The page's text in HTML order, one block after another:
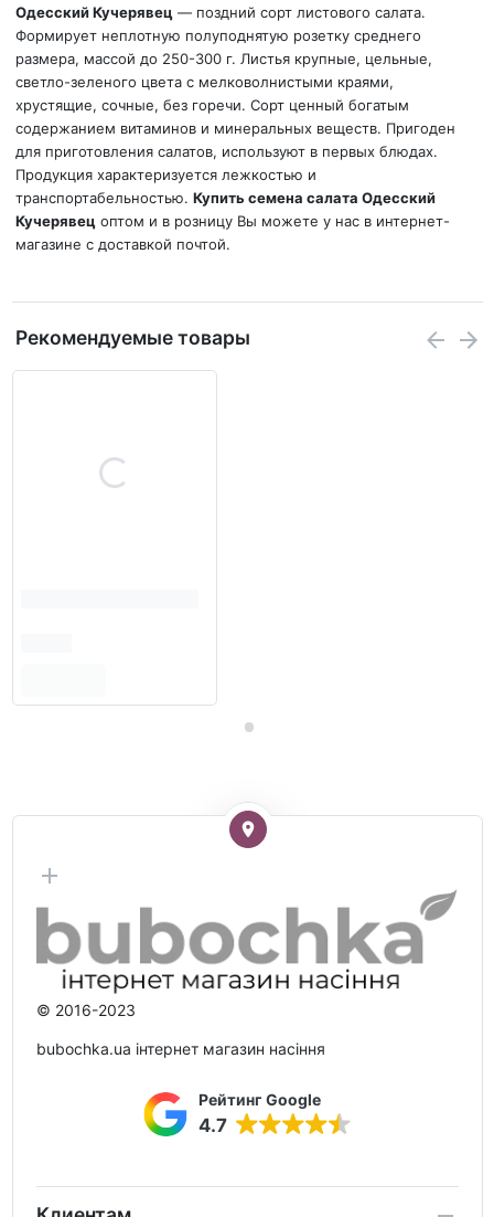
Одесский Кучерявец — поздний сорт листового салата.
Формирует неплотную полуподнятую розетку среднего
размера, массой до 250-300 г. Листья крупные, цельные,
светло-зеленого цвета с мелковолнистыми краями,
хрустящие, сочные, без горечи. Сорт ценный богатым
содержанием витаминов и минеральных веществ. Пригоден
для приготовления салатов, используют в первых блюдах.
Продукция характеризуется лежкостью и
транспортабельностью. Купить семена салата Одесский
Кучерявец оптом и в розницу Вы можете у нас в интернет-
магазине с доставкой почтой.
Рекомендуемые товары
© 2016-2023
bubochka.ua інтернет магазин насіння
Рейтинг Google
4.7